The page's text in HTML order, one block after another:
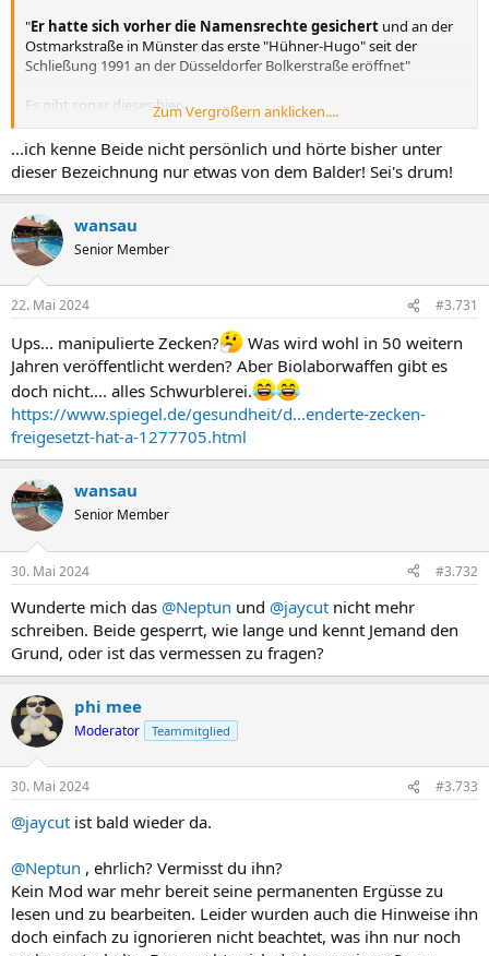
"Er hatte sich vorher die Namensrechte gesichert und an der
Ostmarkstraße in Münster das erste "Hühner-Hugo" seit der
Schließung 1991 an der Düsseldorfer Bolkerstraße eröffnet"
Es gibt sogar dieses hier...
Hühner Hugo Markenverwertungs- und Beteiligungs GmbH &
Co. KG
Markenrechte "Hühner Hugo" und die Beteiligung an
Restaurationsbetrieben.
Zum Vergrößern anklicken....
...ich kenne Beide nicht persönlich und hörte bisher unter
dieser Bezeichnung nur etwas von dem Balder! Sei's drum!
wansau
Senior Member
22. Mai 2024 #3.731
Ups... manipulierte Zecken?
Was wird wohl in 50 weitern
Jahren veröffentlicht werden? Aber Biolaborwaffen gibt es
doch nicht.... alles Schwurblerei.
https://www.spiegel.de/gesundheit/d...enderte-zecken-
freigesetzt-hat-a-1277705.html
wansau
Senior Member
30. Mai 2024 #3.732
Wunderte mich das @Neptun und @jaycut nicht mehr
schreiben. Beide gesperrt, wie lange und kennt Jemand den
Grund, oder ist das vermessen zu fragen?
phi mee
Moderator Teammitglied
30. Mai 2024 #3.733
@jaycut ist bald wieder da.
@Neptun , ehrlich? Vermisst du ihn?
Kein Mod war mehr bereit seine permanenten Ergüsse zu
lesen und zu bearbeiten. Leider wurden auch die Hinweise ihn
doch einfach zu ignorieren nicht beachtet, was ihn nur noch